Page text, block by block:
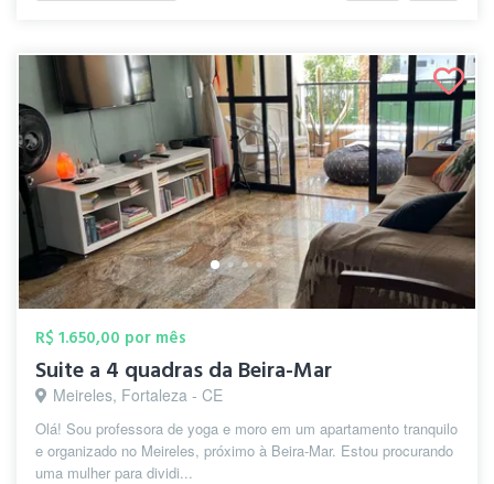
R$ 1.650,00 por mês
Suite a 4 quadras da Beira-Mar
Meireles, Fortaleza - CE
Olá! Sou professora de yoga e moro em um apartamento tranquilo
e organizado no Meireles, próximo à Beira-Mar. Estou procurando
uma mulher para dividi...